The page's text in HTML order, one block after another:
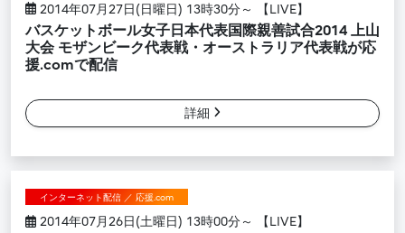
2014年07月27日(日曜日) 13時30分～ 【LIVE】
バスケットボール女子日本代表国際親善試合2014 上山
大会 モザンビーク代表戦・オーストラリア代表戦が応
援.comで配信
詳細
インターネット配信 ／ 応援.com
2014年07月26日(土曜日) 13時00分～ 【LIVE】